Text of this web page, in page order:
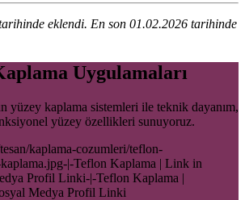
eklendi. En son 01.02.2026 tarihinde
Uygulamaları
yüzey kaplama sistemleri ile teknik dayanım,
yüzey özellikleri sunuyoruz.
kaplama-cozumleri/teflon-
|-Teflon Kaplama | Link in
Profil Linki-|-Teflon Kaplama |
Medya Profil Linki